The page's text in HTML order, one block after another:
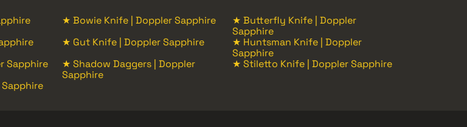
★ Bowie Knife | Doppler Sapphire
★ Butterfly Knife | Doppler
Sapphire
★ Gut Knife | Doppler Sapphire
★ Huntsman Knife | Doppler
Sapphire
Sapphire
★ Shadow Daggers | Doppler
Sapphire
★ Stiletto Knife | Doppler Sapphire